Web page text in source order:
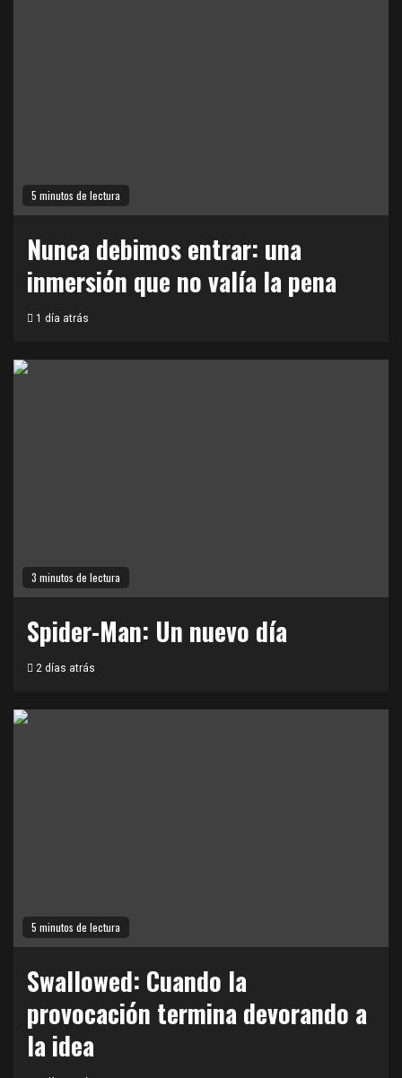
5 minutos de lectura
Nunca debimos entrar: una
inmersión que no valía la pena
1 día atrás
3 minutos de lectura
Spider-Man: Un nuevo día
2 días atrás
5 minutos de lectura
Swallowed: Cuando la
provocación termina devorando a
la idea